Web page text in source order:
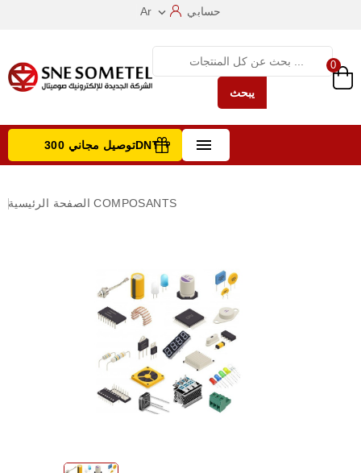
Ar  حسابي
يبحث
0
 توصيل مجاني 300DNT +
الصفحة الرئيسية COMPOSANTS